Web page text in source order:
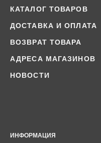
КАТАЛОГ ТОВАРОВ
ДОСТАВКА И ОПЛАТА
ВОЗВРАТ ТОВАРА
АДРЕСА МАГАЗИНОВ
НОВОСТИ
ИНФОРМАЦИЯ